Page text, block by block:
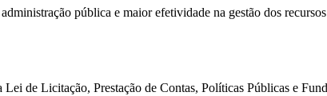
pública e maior efetividade na gestão dos
de Licitação, Prestação de Contas, Políticas Públicas e